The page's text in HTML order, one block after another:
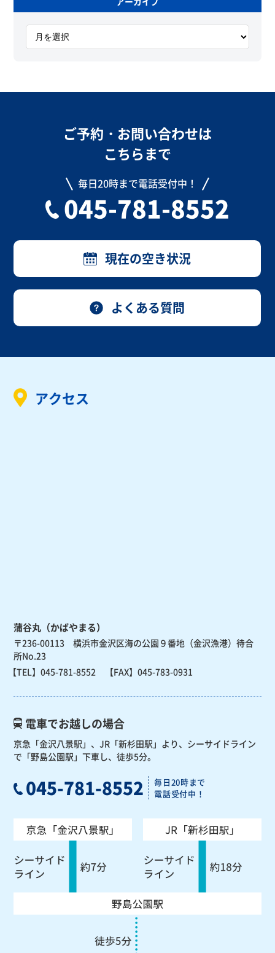
ご予約・お問い合わせは
こちらまで
毎日20時まで電話受付中！
045-781-8552
現在の空き状況
よくある質問
アクセス
蒲谷丸（かばやまる）
〒236-00113 横浜市金沢区海の公園９番地（金沢漁港）待合
所No.23
【TEL】045-781-8552 【FAX】045-783-0931
電車でお越しの場合
京急「金沢八景駅」、JR「新杉田駅」より、 シーサイドライン
で「野島公園駅」下車し、徒歩5分。
045-781-8552
毎日20時まで
電話受付中！